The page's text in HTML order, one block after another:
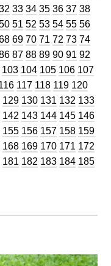
Trang
33 Trang
34 Trang
35 Trang
36 Trang
37 Trang
38
TrangTrang
51 Trang
52 Trang
53 Trang
54 Trang
55 Trang
56
Trang
69 Trang
70 Trang
71 Trang
72 Trang
73 Trang
74
Trang
87 Trang
88 Trang
89 Trang
90 Trang
91 Trang
92
Trang
103 Trang
104 Trang
105 Trang
106 Trang
107
Trang
117 Trang
118 Trang
119 Trang
120
Trang
129 Trang
130 Trang
131 Trang
132 Trang
133
Trang
142 Trang
143 Trang
144 Trang
145 Trang
146
Trang
155 Trang
156 Trang
157 Trang
158 Trang
159
Trang
168 Trang
169 Trang
170 Trang
171 Trang
172
Trang
181 Trang
182 Trang
183 Trang
184 Trang
185